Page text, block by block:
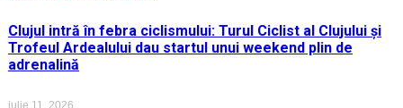
Clujul intră în febra ciclismului: Turul Ciclist al Clujului și
Trofeul Ardealului dau startul unui weekend plin de
adrenalină
iulie 11, 2026